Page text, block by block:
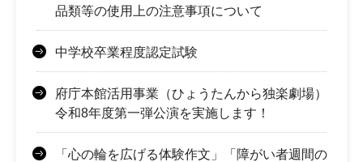
品類等の使用上の注意事項について
中学校卒業程度認定試験
府庁本館活用事業（ひょうたんから独楽劇場）
令和8年度第一弾公演を実施します！
「心の輪を広げる体験作文」「障がい者週間の